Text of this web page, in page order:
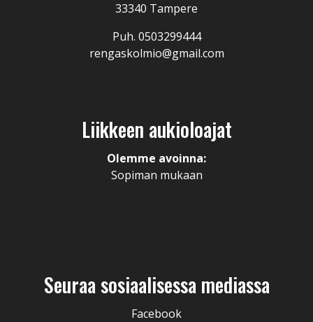
33340 Tampere
Puh. 0503299444
rengaskolmio@gmail.com
Liikkeen aukioloajat
Olemme avoinna:
Sopiman mukaan
Seuraa sosiaalisessa mediassa
Facebook